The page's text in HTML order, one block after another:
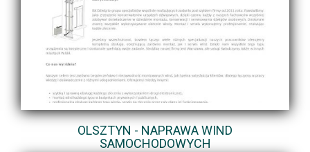
OLSZTYN - NAPRAWA WIND
SAMOCHODOWYCH